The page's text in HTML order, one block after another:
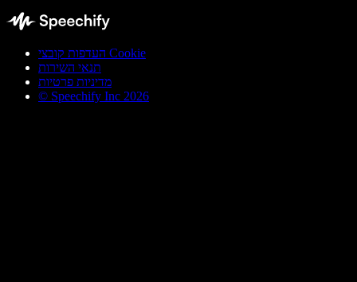
העדפות קובצי Cookie
תנאי השירות
מדיניות פרטיות
© Speechify Inc 2026